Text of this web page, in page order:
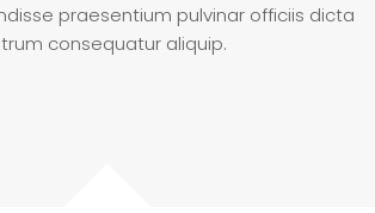
praesentium pulvinar officiis dicta
consequatur aliquip.